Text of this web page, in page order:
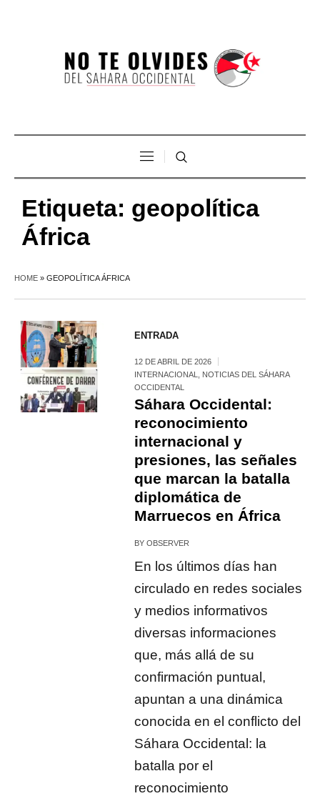
Etiqueta: geopolítica
África
HOME » GEOPOLÍTICA ÁFRICA
ENTRADA
12 DE ABRIL DE 2026
INTERNACIONAL
NOTICIAS DEL SÁHARA
OCCIDENTAL
Sáhara Occidental:
reconocimiento
internacional y
presiones, las señales
que marcan la batalla
diplomática de
Marruecos en África
BYOBSERVER
En los últimos días han
circulado en redes sociales
y medios informativos
diversas informaciones
que, más allá de su
confirmación puntual,
apuntan a una dinámica
conocida en el conflicto del
Sáhara Occidental: la
batalla por el
reconocimiento